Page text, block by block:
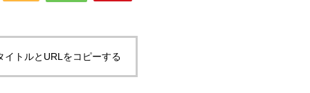
イトルとURLをコピーする